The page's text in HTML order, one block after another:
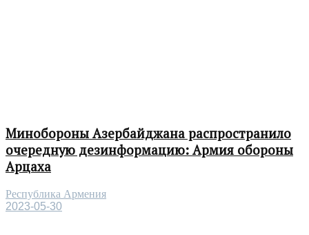
Минобороны Азербайджана распространило
очередную дезинформацию: Армия обороны
Арцаха
Республика Армения
2023-05-30